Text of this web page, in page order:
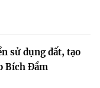
sử dụng đất, tạo
Bích Đầm